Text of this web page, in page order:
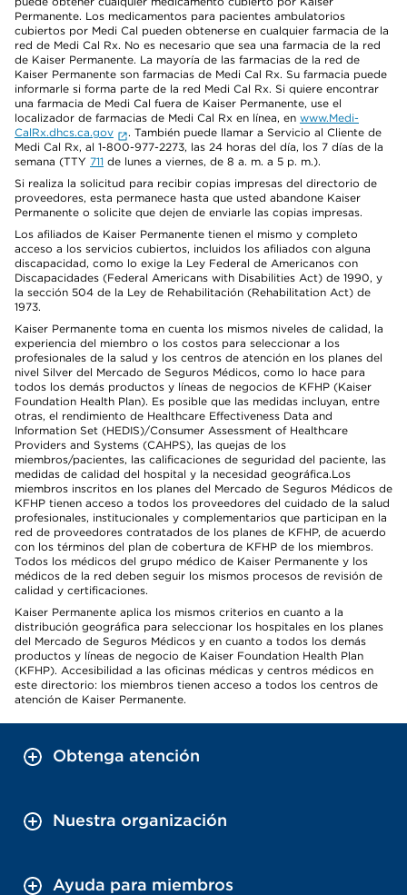
Permanente. Los medicamentos para pacientes ambulatorios
cubiertos por Medi Cal pueden obtenerse en cualquier farmacia de la
red de Medi Cal Rx. No es necesario que sea una farmacia de la red
de Kaiser Permanente. La mayoría de las farmacias de la red de
Kaiser Permanente son farmacias de Medi Cal Rx. Su farmacia puede
informarle si forma parte de la red Medi Cal Rx. Si quiere encontrar
una farmacia de Medi Cal fuera de Kaiser Permanente, use el
localizador de farmacias de Medi Cal Rx en línea, en www.Medi-
CalRx.dhcs.ca.gov
. También puede llamar a Servicio al Cliente de
Medi Cal Rx, al 1-800-977-2273, las 24 horas del día, los 7 días de la
semana (TTY 711 de lunes a viernes, de 8 a. m. a 5 p. m.).
Si realiza la solicitud para recibir copias impresas del directorio de
proveedores, esta permanece hasta que usted abandone Kaiser
Permanente o solicite que dejen de enviarle las copias impresas.
Los afiliados de Kaiser Permanente tienen el mismo y completo
acceso a los servicios cubiertos, incluidos los afiliados con alguna
discapacidad, como lo exige la Ley Federal de Americanos con
Discapacidades (Federal Americans with Disabilities Act) de 1990, y
la sección 504 de la Ley de Rehabilitación (Rehabilitation Act) de
1973.
Kaiser Permanente toma en cuenta los mismos niveles de calidad, la
experiencia del miembro o los costos para seleccionar a los
profesionales de la salud y los centros de atención en los planes del
nivel Silver del Mercado de Seguros Médicos, como lo hace para
todos los demás productos y líneas de negocios de KFHP (Kaiser
Foundation Health Plan). Es posible que las medidas incluyan, entre
otras, el rendimiento de Healthcare Effectiveness Data and
Information Set (HEDIS)/Consumer Assessment of Healthcare
Providers and Systems (CAHPS), las quejas de los
miembros/pacientes, las calificaciones de seguridad del paciente, las
medidas de calidad del hospital y la necesidad geográfica.Los
miembros inscritos en los planes del Mercado de Seguros Médicos de
KFHP tienen acceso a todos los proveedores del cuidado de la salud
profesionales, institucionales y complementarios que participan en la
red de proveedores contratados de los planes de KFHP, de acuerdo
con los términos del plan de cobertura de KFHP de los miembros.
Todos los médicos del grupo médico de Kaiser Permanente y los
médicos de la red deben seguir los mismos procesos de revisión de
calidad y certificaciones.
Kaiser Permanente aplica los mismos criterios en cuanto a la
distribución geográfica para seleccionar los hospitales en los planes
del Mercado de Seguros Médicos y en cuanto a todos los demás
productos y líneas de negocio de Kaiser Foundation Health Plan
(KFHP). Accesibilidad a las oficinas médicas y centros médicos en
este directorio: los miembros tienen acceso a todos los centros de
atención de Kaiser Permanente.
Obtenga atención
Nuestra organización
Ayuda para miembros